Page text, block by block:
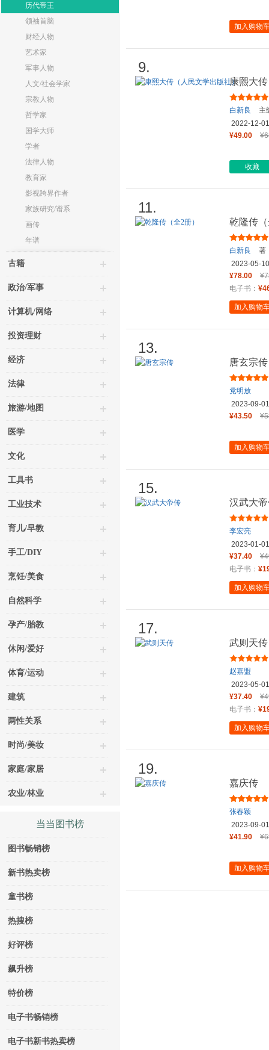
历代帝王
领袖首脑
财经人物
艺术家
军事人物
人文/社会学家
宗教人物
哲学家
国学大师
学者
法律人物
教育家
影视跨界作者
家族研究/谱系
画传
年谱
古籍
政治/军事
计算机/网络
投资理财
经济
法律
旅游/地图
医学
文化
工具书
工业技术
育儿/早教
手工/DIY
烹饪/美食
自然科学
孕产/胎教
休闲/爱好
体育/运动
建筑
两性关系
时尚/美妆
家庭/家居
农业/林业
当当图书榜
图书畅销榜
新书热卖榜
童书榜
热搜榜
好评榜
飙升榜
特价榜
电子书畅销榜
电子书新书热卖榜
加入购物
9.
康熙大
白新良
主
2022-12-01
¥49.00
收藏
11.
乾隆传
白新良
著
2023-05-10
¥78.00
电子书：
加入购物
13.
唐玄宗传
党明放
2023-09-01
¥43.50
加入购物
15.
汉武大
李宏亮
2023-01-01
¥37.40
电子书：
加入购物
17.
武则天传
赵嘉盟
2023-05-01
¥37.40
电子书：
加入购物
19.
嘉庆传
张春颖
2023-09-01
¥41.90
加入购物